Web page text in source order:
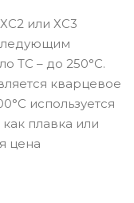
или ХС3
ТС – до 250°C.
кварцевое
используется
плавка или
цена